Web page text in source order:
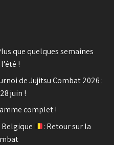
que quelques semaines
!
de Jujitsu Combat 2026 :
juin !
complet !
: Retour sur la